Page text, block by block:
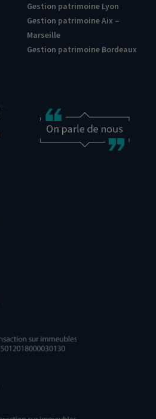
Gestion patrimoine Lyon
Gestion patrimoine Aix –
Marseille
Gestion patrimoine Bordeaux